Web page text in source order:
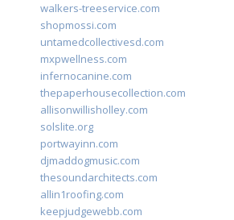
walkers-treeservice.com
shopmossi.com
untamedcollectivesd.com
mxpwellness.com
infernocanine.com
thepaperhousecollection.com
allisonwillisholley.com
solslite.org
portwayinn.com
djmaddogmusic.com
thesoundarchitects.com
allin1roofing.com
keepjudgewebb.com